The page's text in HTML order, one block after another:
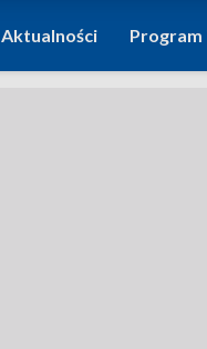
Aktualności Program